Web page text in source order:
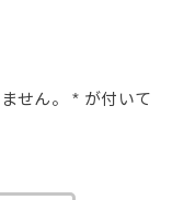
せん。 * が付いて